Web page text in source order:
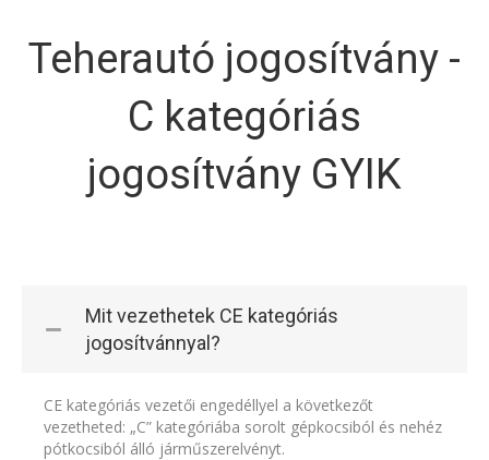
Teherautó jogosítvány -
C kategóriás
jogosítvány GYIK
Mit vezethetek CE kategóriás
jogosítvánnyal?
CE kategóriás vezetői engedéllyel a következőt
vezetheted: „C” kategóriába sorolt gépkocsiból és nehéz
pótkocsiból álló járműszerelvényt.